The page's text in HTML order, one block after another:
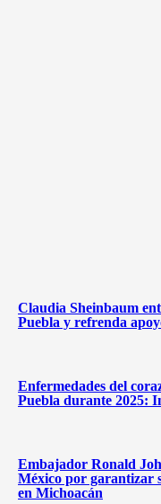
Claudia Sheinbaum
Puebla y refrenda
Enfermedades del
Puebla durante 2025:
Embajador Ronald
México por garantizar
en Michoacán